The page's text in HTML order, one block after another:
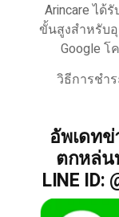
Arincare ได้
ขั้นสูงสำหรับ
Google โ
วิธีการชำ
อัพเดทข่
ตกหล่น
LINE ID: